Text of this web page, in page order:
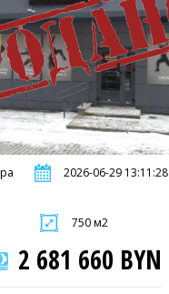
2026-06-29 13:11:28
750 м2
2 681 660 BYN